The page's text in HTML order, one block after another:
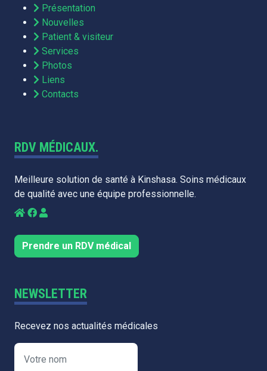
Présentation
Nouvelles
Patient & visiteur
Services
Photos
Liens
Contacts
RDV MÉDICAUX.
Meilleure solution de santé à Kinshasa. Soins médicaux
de qualité avec une équipe professionnelle.
Prendre un RDV médical
NEWSLETTER
Recevez nos actualités médicales